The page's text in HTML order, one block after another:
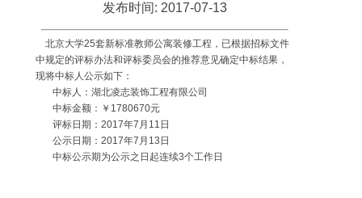
发布时间: 2017-07-13
北京大学25套新标准教师公寓装修工程，已根据招标文件
中规定的评标办法和评标委员会的推荐意见确定中标结果，
现将中标人公示如下：
中标人：湖北凌志装饰工程有限公司
中标金额：￥1780670元
评标日期：2017年7月11日
公示日期：2017年7月13日
中标公示期为公示之日起连续3个工作日